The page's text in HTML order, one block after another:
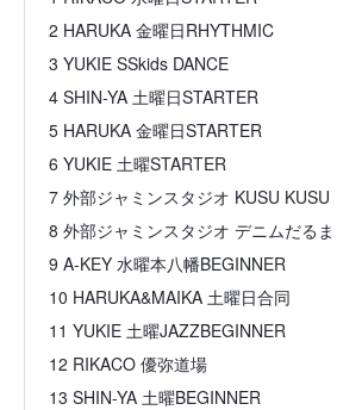
2 HARUKA 金曜日RHYTHMIC
3 YUKIE SSkids DANCE
4 SHIN-YA 土曜日STARTER
5 HARUKA 金曜日STARTER
6 YUKIE 土曜STARTER
7 外部ジャミンスタジオ KUSU KUSU
8 外部ジャミンスタジオ デニムだるま
9 A-KEY 水曜本八幡BEGINNER
10 HARUKA&MAIKA 土曜日合同
11 YUKIE 土曜JAZZBEGINNER
12 RIKACO 優弥道場
13 SHIN-YA 土曜BEGINNER